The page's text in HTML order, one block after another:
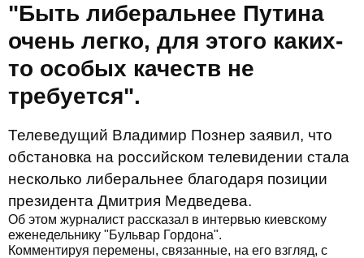
"Быть либеральнее Путина
очень легко, для этого каких-
то особых качеств не
требуется".
Телеведущий Владимир Познер заявил, что
обстановка на российском телевидении стала
несколько либеральнее благодаря позиции
президента Дмитрия Медведева.
Об этом журналист рассказал в интервью киевскому
еженедельнику "Бульвар Гордона".
Комментируя перемены, связанные, на его взгляд, с